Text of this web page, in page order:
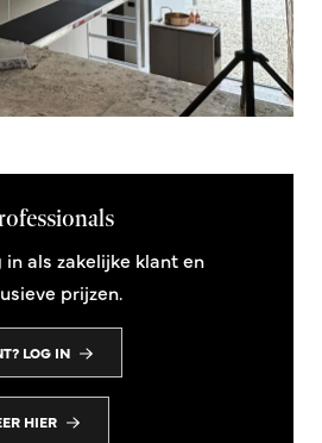
als zakelijke klant en
prijzen.
LOG IN
HIER